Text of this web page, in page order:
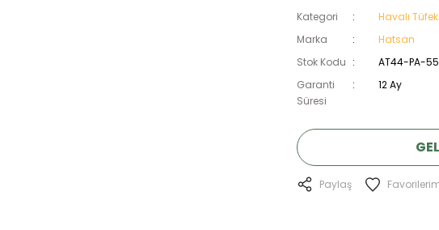
Kategori Havalı Tüfek
Marka
Hatsan
Stok Kodu
AT44-PA-55
Garanti
Süresi
12 Ay
Paylaş